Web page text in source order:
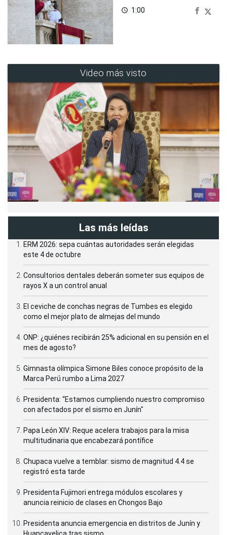
access_time 1:00
Video más visto
Las más leídas
ERM 2026: sepa cuántas autoridades serán elegidas
este 4 de octubre
Consultorios dentales deberán someter sus equipos de
rayos X a un control anual
El ceviche de conchas negras de Tumbes es elegido
como el mejor plato de almejas del mundo
ONP: ¿quiénes recibirán 25% adicional en su pensión en el
mes de agosto?
Gimnasta olímpica Simone Biles conoce propósito de la
Marca Perú rumbo a Lima 2027
Presidenta: “Estamos cumpliendo nuestro compromiso
con afectados por el sismo en Junín"
Papa León XIV: Reque acelera trabajos para la misa
multitudinaria que encabezará pontífice
Chupaca vuelve a temblar: sismo de magnitud 4.4 se
registró esta tarde
Presidenta Fujimori entrega módulos escolares y
anuncia reinicio de clases en Chongos Bajo
Presidenta anuncia emergencia en distritos de Junín y
Huancavelica tras sismo